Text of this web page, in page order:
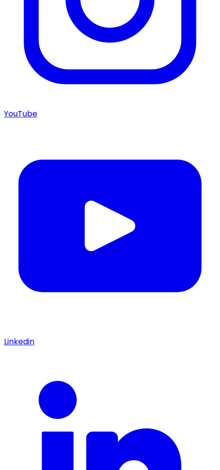
YouTube
Linkedin